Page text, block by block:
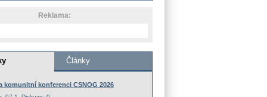
Reklama: